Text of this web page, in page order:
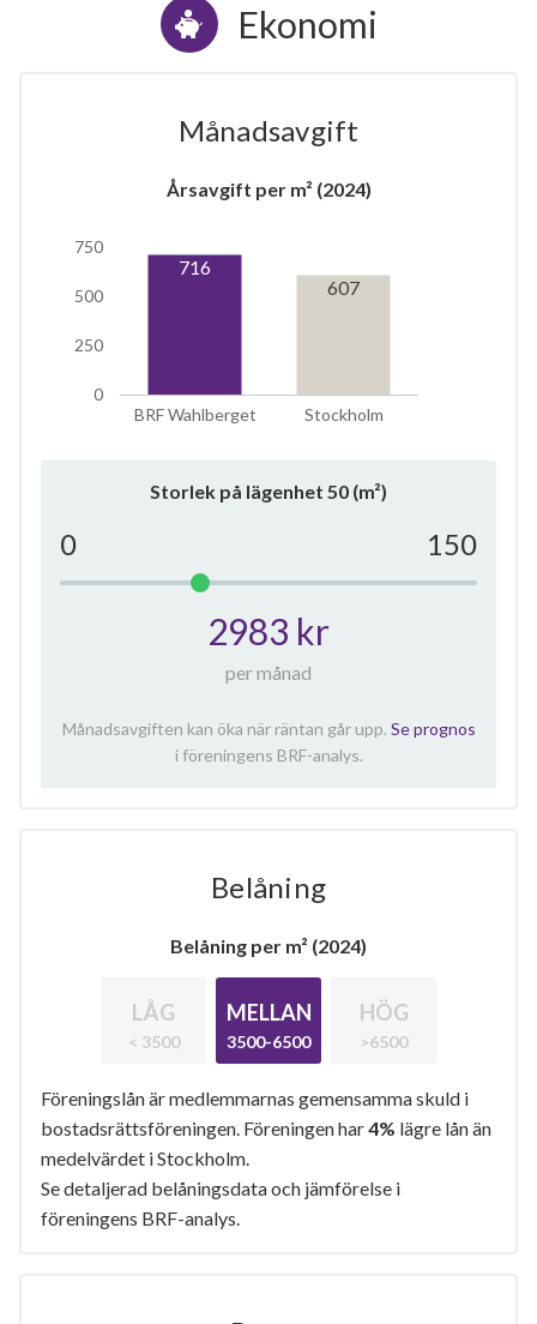
Ekonomi
Månadsavgift
Årsavgift per m² (2024)
BRF Wahlberget Stockholm
0
250
500
750
716
607
Storlek på lägenhet 50 (m²)
0 150
2983 kr
per månad
Månadsavgiften kan öka när räntan går upp. Se prognos
i föreningens BRF-analys.
Belåning
Belåning per m² (2024)
LÅG
< 3500
MELLAN
3500-6500
HÖG
>6500
Föreningslån är medlemmarnas gemensamma skuld i
bostadsrättsföreningen. Föreningen har4% lägre lån än
medelvärdet i Stockholm.
Se detaljerad belåningsdata och jämförelse i
föreningens BRF-analys.